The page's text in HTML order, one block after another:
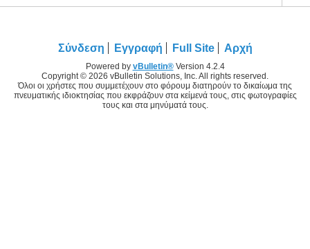
Σύνδεση Εγγραφή Full Site Αρχή
Powered by vBulletin®Version 4.2.4
Copyright © 2026 vBulletin Solutions, Inc. All rights reserved.
Όλοι οι χρήστες που συμμετέχουν στο φόρουμ διατηρούν το δικαίωμα της
πνευματικής ιδιοκτησίας που εκφράζουν στα κείμενά τους, στις φωτογραφίες
τους και στα μηνύματά τους.